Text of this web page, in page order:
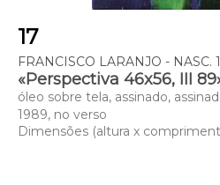
17
FRANCISCO LARANJO - NASC.
«Perspectiva 46x56, III
óleo sobre tela, assinado,
1989, no verso
Dimensões (altura x